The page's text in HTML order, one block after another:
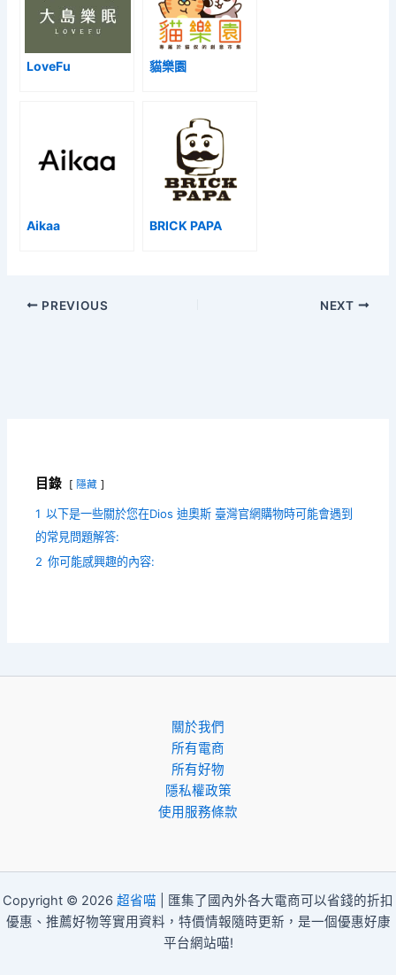
LoveFu 貓樂園
Aikaa BRICK PAPA
PREVIOUS NEXT
目錄 隱藏
1 以下是一些關於您在Dios 迪奧斯 臺灣官網購物時可能會遇到
的常見問題解答:
2 你可能感興趣的內容:
關於我們
所有電商
所有好物
隱私權政策
使用服務條款
Copyright © 2026 超省喵 | 匯集了國內外各大電商可以省錢的折扣
優惠、推薦好物等實用資料，特價情報隨時更新，是一個優惠好康
平台網站喵!